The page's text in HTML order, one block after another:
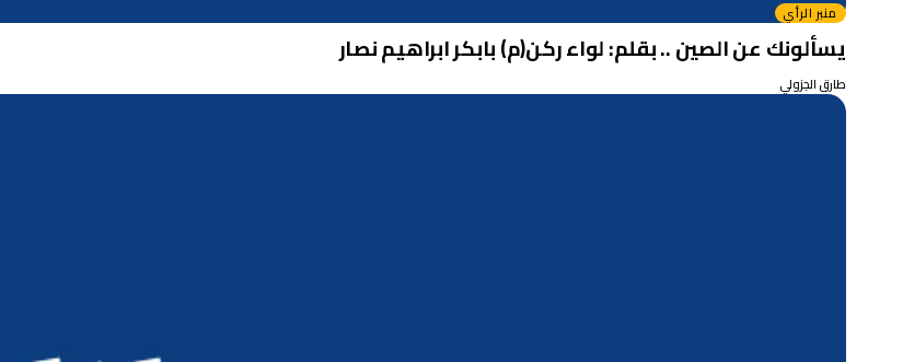
منبر الرأي
يسألونك عن الصين .. بقلم: لواء ركن(م) بابكر ابراهيم نصار
طارق الجزولي